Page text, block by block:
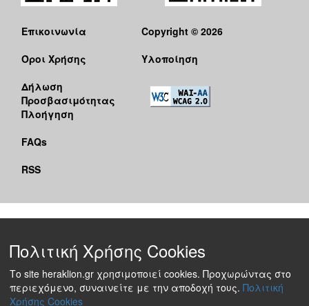
Επικοινωνία
Όροι Χρήσης
Δήλωση
Προσβασιμότητας
Πλοήγηση
FAQs
RSS
Copyright © 2026
Υλοποίηση
Πολιτική Χρήσης Cookies
Το site heraklion.gr χρησιμοποιεί cookies. Προχωρώντας στο
περιεχόμενο, συναινείτε με την αποδοχή τους. Πολιτική
Χρήσης Cookies